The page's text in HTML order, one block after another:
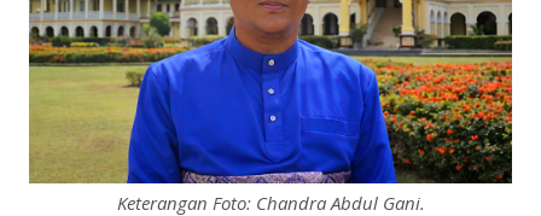
Keterangan Foto: Chandra Abdul Gani.